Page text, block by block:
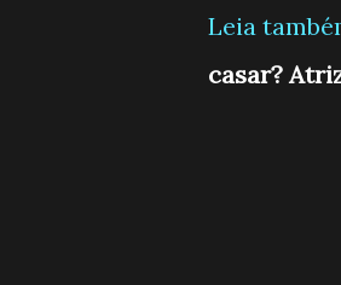
Leia
casar?